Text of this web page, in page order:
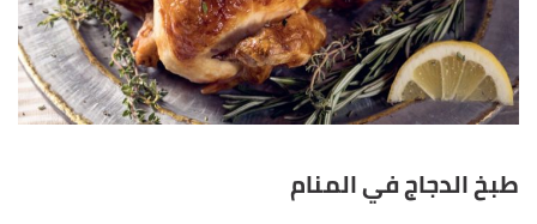
طبخ الدجاج في المنام